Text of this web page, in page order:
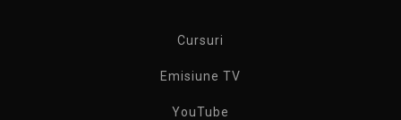
Cursuri
Emisiune TV
YouTube